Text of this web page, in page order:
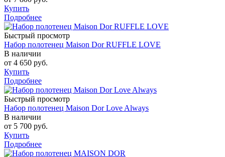
Купить
Подробнее
Быстрый просмотр
Набор полотенец Maison Dor RUFFLE LOVE
В наличии
от 4 650 руб.
Купить
Подробнее
Быстрый просмотр
Набор полотенец Maison Dor Love Always
В наличии
от 5 700 руб.
Купить
Подробнее